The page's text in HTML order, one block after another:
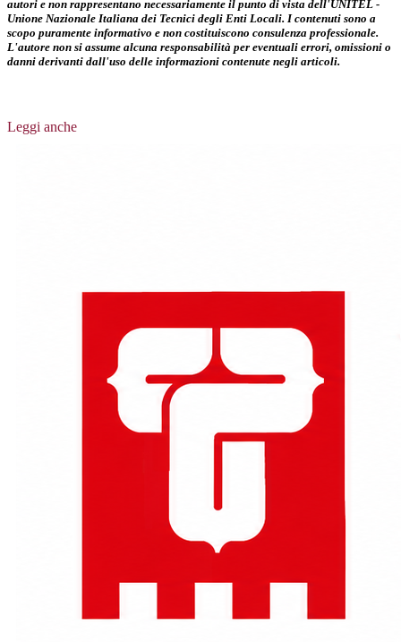
autori e non rappresentano necessariamente il punto di vista dell'UNITEL -
Unione Nazionale Italiana dei Tecnici degli Enti Locali. I contenuti sono a
scopo puramente informativo e non costituiscono consulenza professionale.
L'autore non si assume alcuna responsabilità per eventuali errori, omissioni o
danni derivanti dall'uso delle informazioni contenute negli articoli.
Leggi anche